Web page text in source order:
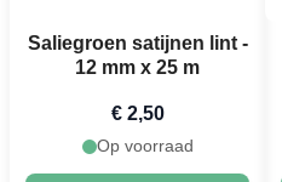
Saliegroen satijnen lint -
12 mm x 25 m
€ 2,50
Op voorraad